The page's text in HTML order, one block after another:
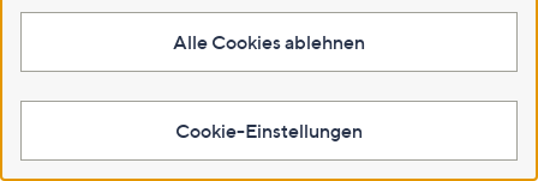
Alle Cookies ablehnen
Cookie-Einstellungen